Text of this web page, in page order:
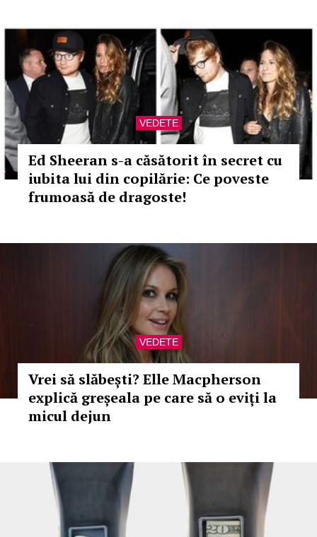
VEDETE
Ed Sheeran s-a căsătorit în secret cu
iubita lui din copilărie: Ce poveste
frumoasă de dragoste!
VEDETE
Vrei să slăbești? Elle Macpherson
explică greșeala pe care să o eviți la
micul dejun